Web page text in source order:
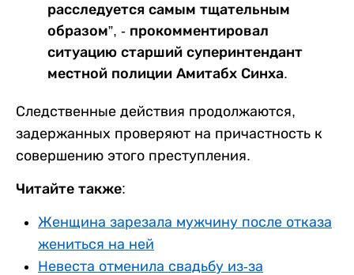
расследуется самым тщательным
образом”, - прокомментировал
ситуацию старший суперинтендант
местной полиции Амитабх Синха.
Следственные действия продолжаются,
задержанных проверяют на причастность к
совершению этого преступления.
Читайте также:
Женщина зарезала мужчину после отказа
жениться на ней
Невеста отменила свадьбу из-за